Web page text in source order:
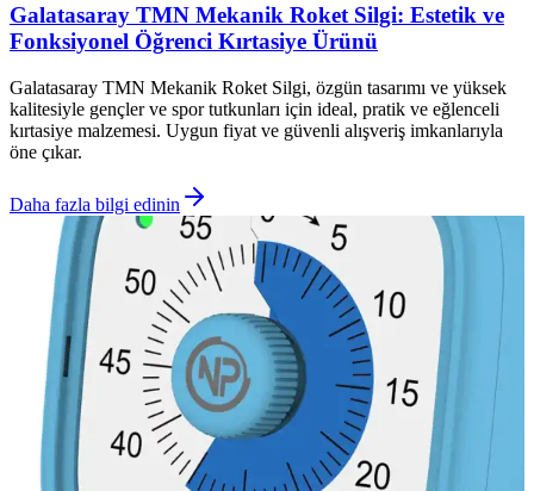
Galatasaray TMN Mekanik Roket Silgi: Estetik ve
Fonksiyonel Öğrenci Kırtasiye Ürünü
Galatasaray TMN Mekanik Roket Silgi, özgün tasarımı ve yüksek
kalitesiyle gençler ve spor tutkunları için ideal, pratik ve eğlenceli
kırtasiye malzemesi. Uygun fiyat ve güvenli alışveriş imkanlarıyla
öne çıkar.
Daha fazla bilgi edinin